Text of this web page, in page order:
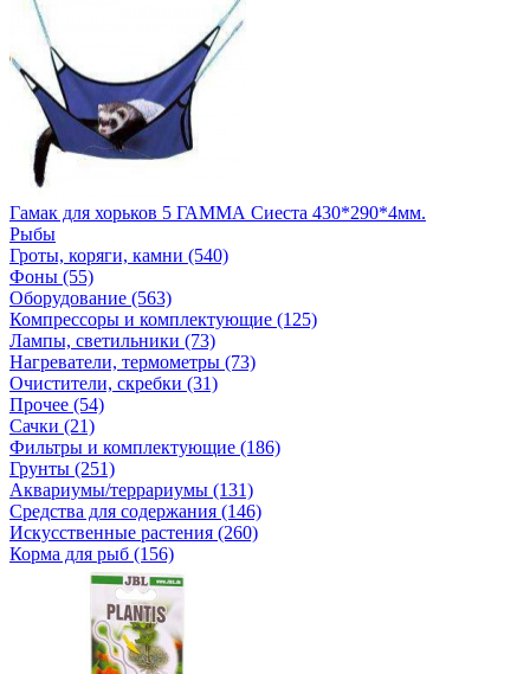
Гамак для хорьков 5 ГАММА Сиеста 430*290*4мм.
Рыбы
Гроты, коряги, камни (540)
Фоны (55)
Оборудование (563)
Компрессоры и комплектующие (125)
Лампы, светильники (73)
Нагреватели, термометры (73)
Очистители, скребки (31)
Прочее (54)
Сачки (21)
Фильтры и комплектующие (186)
Грунты (251)
Аквариумы/террариумы (131)
Средства для содержания (146)
Искусственные растения (260)
Корма для рыб (156)